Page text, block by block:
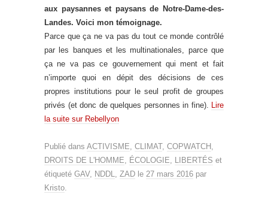
aux paysannes et paysans de Notre-Dame-des-
Landes. Voici mon témoignage.
Parce que ça ne va pas du tout ce monde contrôlé
par les banques et les multinationales, parce que
ça ne va pas ce gouvernement qui ment et fait
n’importe quoi en dépit des décisions de ces
propres institutions pour le seul profit de groupes
privés (et donc de quelques personnes in fine).
Lire
la suite sur Rebellyon
Publié dans ACTIVISME CLIMAT, COPWATCH
DROITS DE L'HOMME
ÉCOLOGIE LIBERTÉS et
étiqueté GAV, NDDL ZAD le 27 mars 2016 par
Kristo